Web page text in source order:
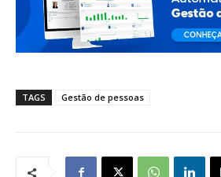
TAGS Gestão de pessoas